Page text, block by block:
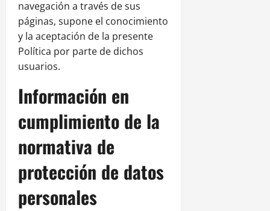
navegación a través de sus
páginas, supone el conocimiento
y la aceptación de la presente
Política por parte de dichos
usuarios.
Información en
cumplimiento de la
normativa de
protección de datos
personales